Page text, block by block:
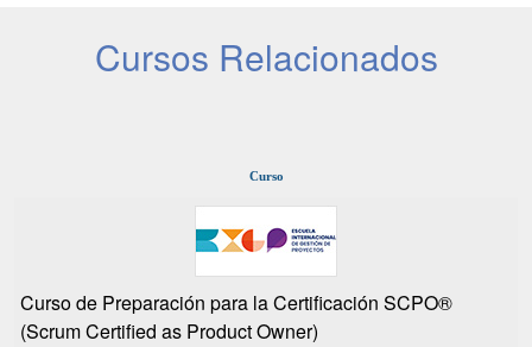
Cursos Relacionados
Curso
Curso de Preparación para la Certificación SCPO®
(Scrum Certified as Product Owner)